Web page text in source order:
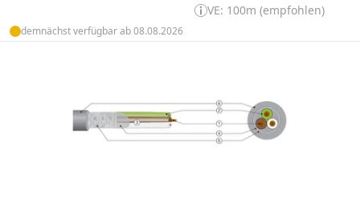
VE: 100m (empfohlen)
demnächst verfügbar ab 08.08.2026